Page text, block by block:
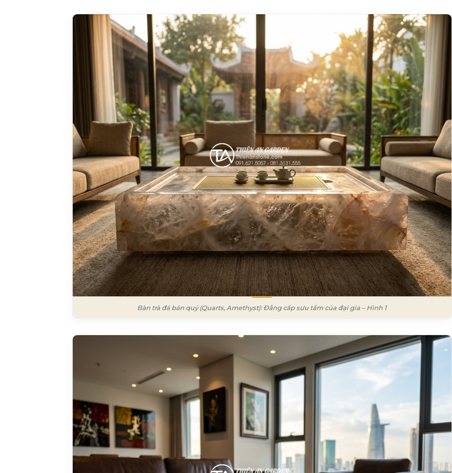
Bàn trà đá bán quý (Quarts, Amethyst): Đẳng cấp sưu tầm của đại gia – Hình 1